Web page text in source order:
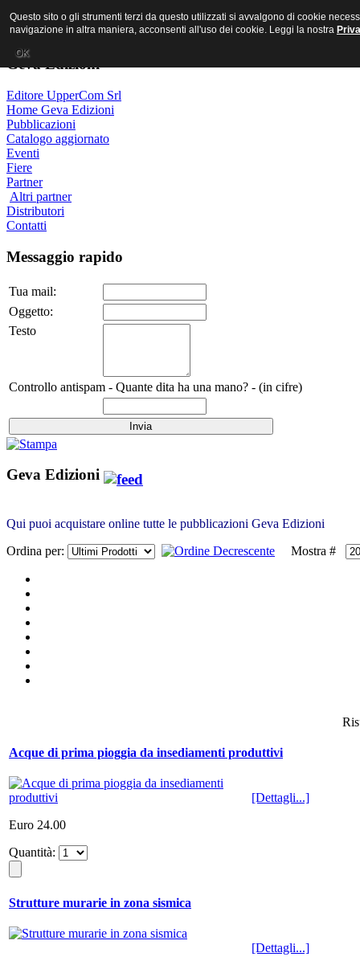
Geva Edizioni
Editore UpperCom Srl
Home Geva Edizioni
Pubblicazioni
Catalogo aggiornato
Eventi
Fiere
Partner
Altri partner
Distributori
Contatti
Messaggio rapido
Tua mail:
Oggetto:
Testo
Controllo antispam - Quante dita ha una mano? - (in cifre)
Geva Edizioni
Qui puoi acquistare online tutte le pubblicazioni Geva Edizioni
Ordina per:
Mostra #
Acque di prima pioggia da insediamenti produttivi
[Dettagli...]
Euro 24.00
Quantità:
Strutture murarie in zona sismica
[Dettagli...]
Questo sito o gli strumenti terzi da questo utilizzati si avvalgono di cookie
navigazione in altra maniera, acconsenti all'uso dei cookie. Leggi la nostra
OK